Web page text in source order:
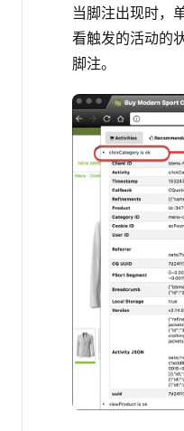
当脚注出现时，
看触发的活动的
脚注。